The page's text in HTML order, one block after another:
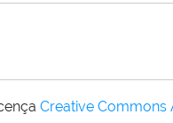
Creative Commons